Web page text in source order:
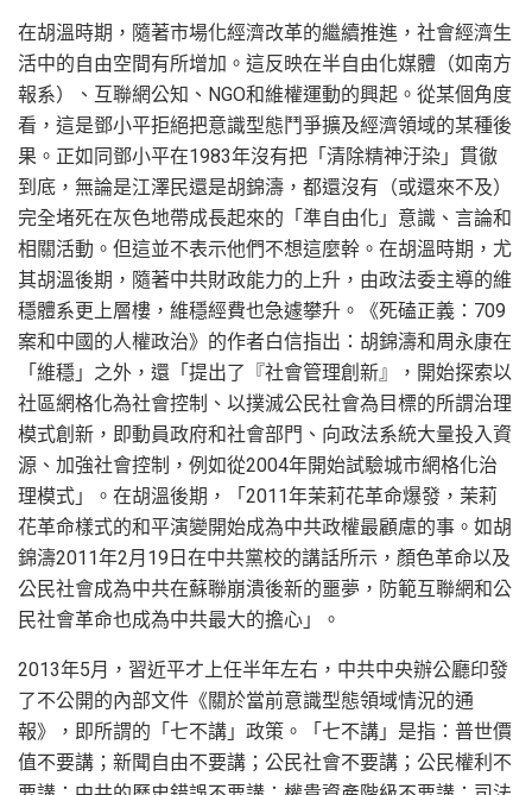
在胡溫時期，隨著市場化經濟改革的繼續推進，社會經濟生
活中的自由空間有所增加。這反映在半自由化媒體（如南方
報系）、互聯網公知、NGO和維權運動的興起。從某個角度
看，這是鄧小平拒絕把意識型態鬥爭擴及經濟領域的某種後
果。正如同鄧小平在1983年沒有把「清除精神汙染」貫徹
到底，無論是江澤民還是胡錦濤，都還沒有（或還來不及）
完全堵死在灰色地帶成長起來的「準自由化」意識、言論和
相關活動。但這並不表示他們不想這麼幹。在胡溫時期，尤
其胡溫後期，隨著中共財政能力的上升，由政法委主導的維
穩體系更上層樓，維穩經費也急遽攀升。《死磕正義：709
案和中國的人權政治》的作者白信指出：胡錦濤和周永康在
「維穩」之外，還「提出了『社會管理創新』，開始探索以
社區網格化為社會控制、以撲滅公民社會為目標的所謂治理
模式創新，即動員政府和社會部門、向政法系統大量投入資
源、加強社會控制，例如從2004年開始試驗城市網格化治
理模式」。在胡溫後期，「2011年茉莉花革命爆發，茉莉
花革命樣式的和平演變開始成為中共政權最顧慮的事。如胡
錦濤2011年2月19日在中共黨校的講話所示，顏色革命以及
公民社會成為中共在蘇聯崩潰後新的噩夢，防範互聯網和公
民社會革命也成為中共最大的擔心」。
2013年5月，習近平才上任半年左右，中共中央辦公廳印發
了不公開的內部文件《關於當前意識型態領域情況的通
報》，即所謂的「七不講」政策。「七不講」是指：普世價
值不要講；新聞自由不要講；公民社會不要講；公民權利不